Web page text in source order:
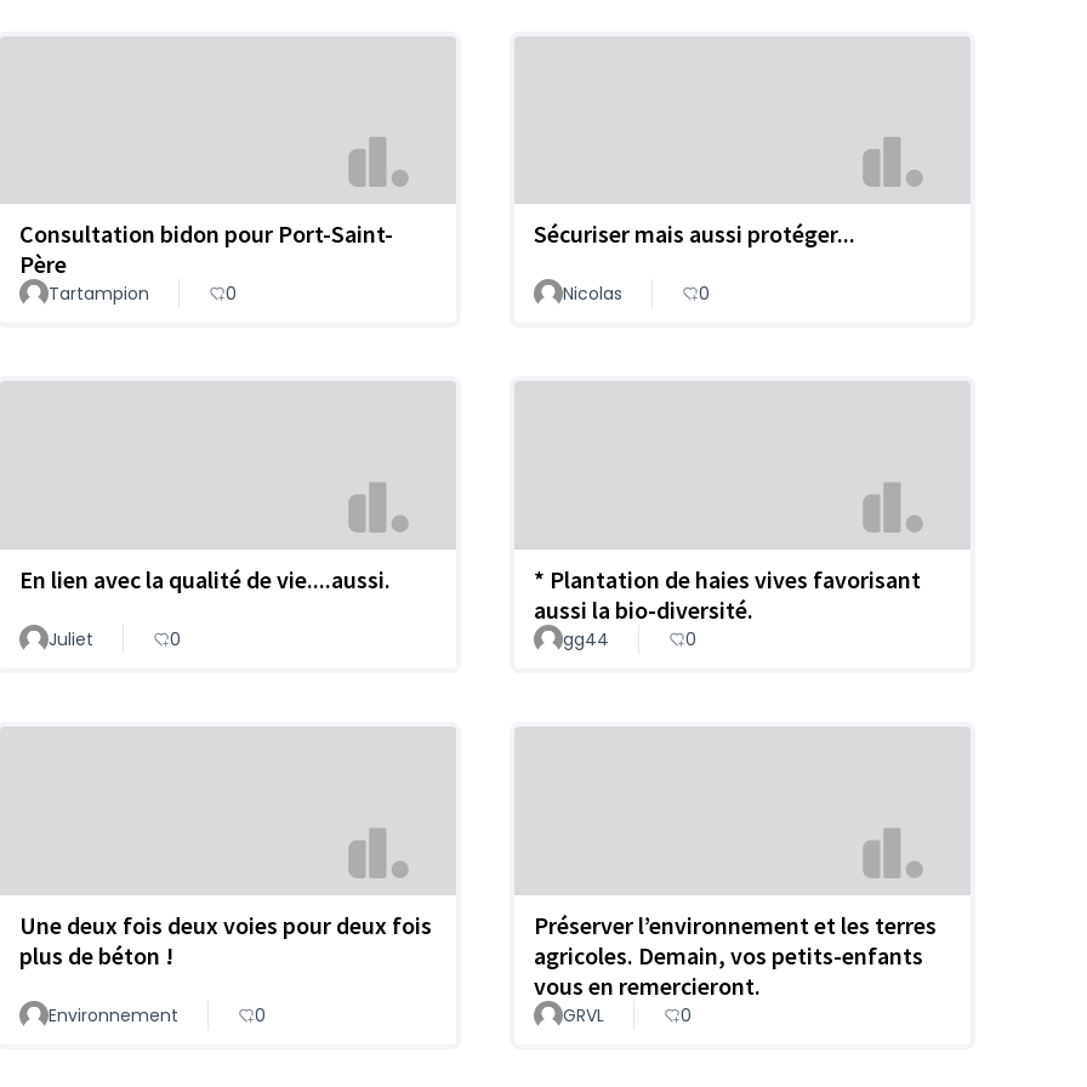
Consultation bidon pour Port-Saint-
Père
Tartampion 0
Sécuriser mais aussi protéger...
Nicolas 0
En lien avec la qualité de vie....aussi.
Juliet 0
* Plantation de haies vives favorisant
aussi la bio-diversité.
gg44 0
Une deux fois deux voies pour deux fois
plus de béton !
Environnement 0
Préserver l’environnement et les terres
agricoles. Demain, vos petits-enfants
vous en remercieront.
GRVL 0